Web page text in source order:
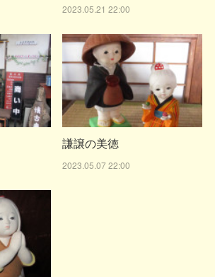
2023.05.21 22:00
謙譲の美徳
2023.05.07 22:00